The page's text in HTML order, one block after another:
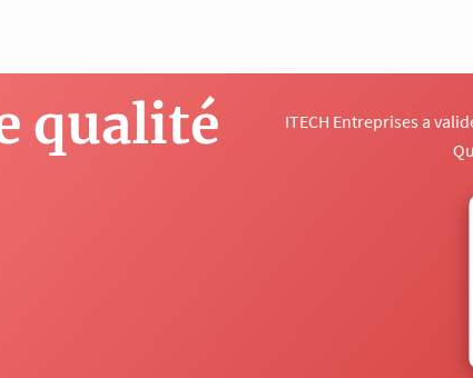
qualité
ITECH Entreprises a